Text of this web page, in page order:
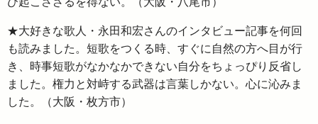
★大好きな歌人・永田和宏さんのインタビュー記事を何回
も読みました。短歌をつくる時、すぐに自然の方へ目が行
き、時事短歌がなかなかできない自分をちょっぴり反省し
ました。権力と対峙する武器は言葉しかない。心に沁みま
した。（大阪・枚方市）